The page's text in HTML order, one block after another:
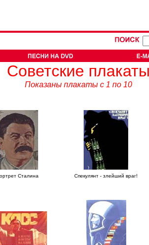
Советские плакаты
Показаны плакаты с 1 по 10
Сталина Спекулянт - злейший враг!